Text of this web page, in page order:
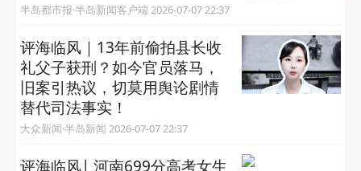
半岛都市报·半岛新闻客户端 2026-07-07 22:37
评海临风｜13年前偷拍县长收
礼父子获刑？如今官员落马，
旧案引热议，切莫用舆论剧情
替代司法事实！
大众新闻·半岛新闻 2026-07-07 22:37
评海临风| 河南699分高考女生